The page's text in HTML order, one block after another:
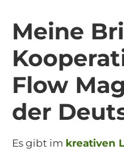
Meine
Flow
der
Es gibt im kreativen